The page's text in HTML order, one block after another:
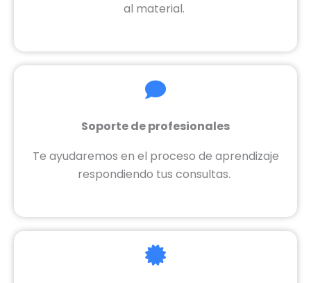
al material.
Soporte de profesionales
Te ayudaremos en el proceso de aprendizaje
respondiendo tus consultas.